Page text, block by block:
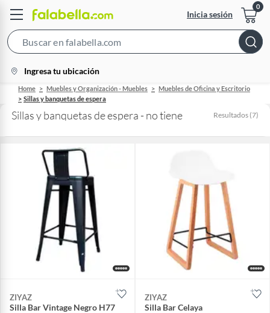
Inicia sesión
Bar
location-
icon
Ingresa tu ubicación
Home Muebles y Organización - Muebles
Muebles de Oficina y Escritorio
Sillas y banquetas de espera
Sillas y banquetas de espera - no tiene Resultados (7)
ZIYAZ
Silla Bar Vintage Negro H77
ZIYAZ
Silla Bar Celaya